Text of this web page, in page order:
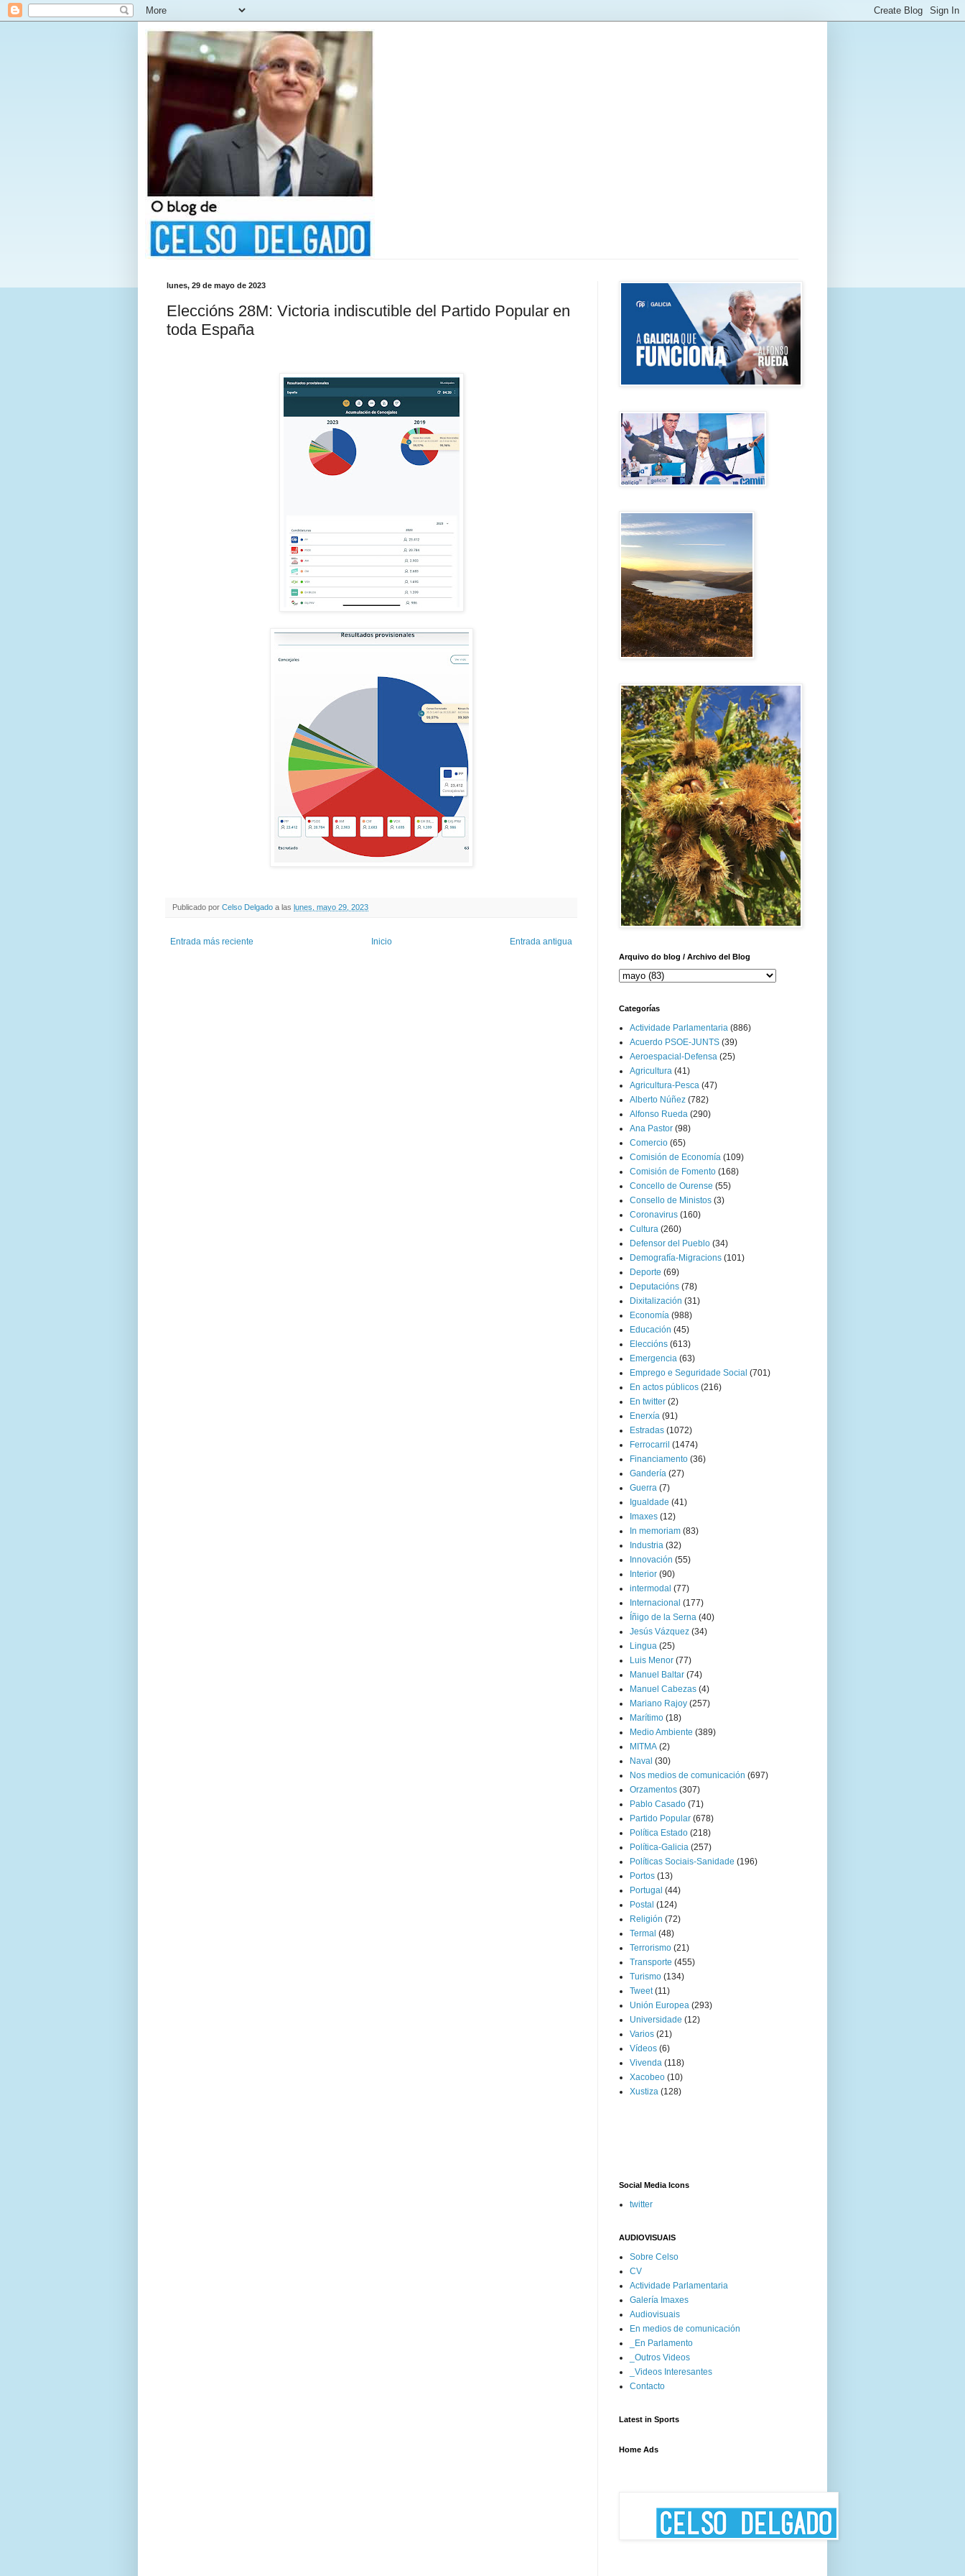
lunes, 29 de mayo de 2023
Eleccións 28M: Victoria indiscutible del Partido Popular en
toda España
Publicado por Celso Delgado a las lunes, mayo 29, 2023
Entrada más reciente Entrada antigua
Inicio
Arquivo do blog / Archivo del Blog
Categorías
Actividade Parlamentaria (886)
Acuerdo PSOE-JUNTS (39)
Aeroespacial-Defensa (25)
Agricultura (41)
Agricultura-Pesca (47)
Alberto Núñez (782)
Alfonso Rueda (290)
Ana Pastor (98)
Comercio (65)
Comisión de Economía (109)
Comisión de Fomento (168)
Concello de Ourense (55)
Consello de Ministos (3)
Coronavirus (160)
Cultura (260)
Defensor del Pueblo (34)
Demografía-Migracions (101)
Deporte (69)
Deputacións (78)
Dixitalización (31)
Economía (988)
Educación (45)
Eleccións (613)
Emergencia (63)
Emprego e Seguridade Social (701)
En actos públicos (216)
En twitter (2)
Enerxía (91)
Estradas (1072)
Ferrocarril (1474)
Financiamento (36)
Gandería (27)
Guerra (7)
Igualdade (41)
Imaxes (12)
In memoriam (83)
Industria (32)
Innovación (55)
Interior (90)
intermodal (77)
Internacional (177)
Íñigo de la Serna (40)
Jesús Vázquez (34)
Lingua (25)
Luis Menor (77)
Manuel Baltar (74)
Manuel Cabezas (4)
Mariano Rajoy (257)
Marítimo (18)
Medio Ambiente (389)
MITMA (2)
Naval (30)
Nos medios de comunicación (697)
Orzamentos (307)
Pablo Casado (71)
Partido Popular (678)
Política Estado (218)
Política-Galicia (257)
Políticas Sociais-Sanidade (196)
Portos (13)
Portugal (44)
Postal (124)
Religión (72)
Termal (48)
Terrorismo (21)
Transporte (455)
Turismo (134)
Tweet (11)
Unión Europea (293)
Universidade (12)
Varios (21)
Vídeos (6)
Vivenda (118)
Xacobeo (10)
Xustiza (128)
Social Media Icons
twitter
AUDIOVISUAIS
Sobre Celso
CV
Actividade Parlamentaria
Galería Imaxes
Audiovisuais
En medios de comunicación
_En Parlamento
_Outros Videos
_Videos Interesantes
Contacto
Latest in Sports
Home Ads